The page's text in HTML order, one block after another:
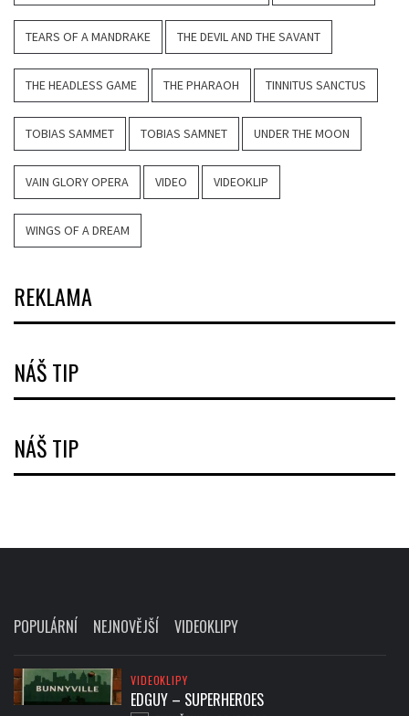
TEARS OF A MANDRAKE THE DEVIL AND THE SAVANT
THE HEADLESS GAME THE PHARAOH TINNITUS SANCTUS
TOBIAS SAMMET TOBIAS SAMNET UNDER THE MOON
VAIN GLORY OPERA VIDEO VIDEOKLIP
WINGS OF A DREAM
REKLAMA
NÁŠ TIP
NÁŠ TIP
POPULÁRNÍ NEJNOVĚJŠÍ VIDEOKLIPY
VIDEOKLIPY
EDGUY – SUPERHEROES